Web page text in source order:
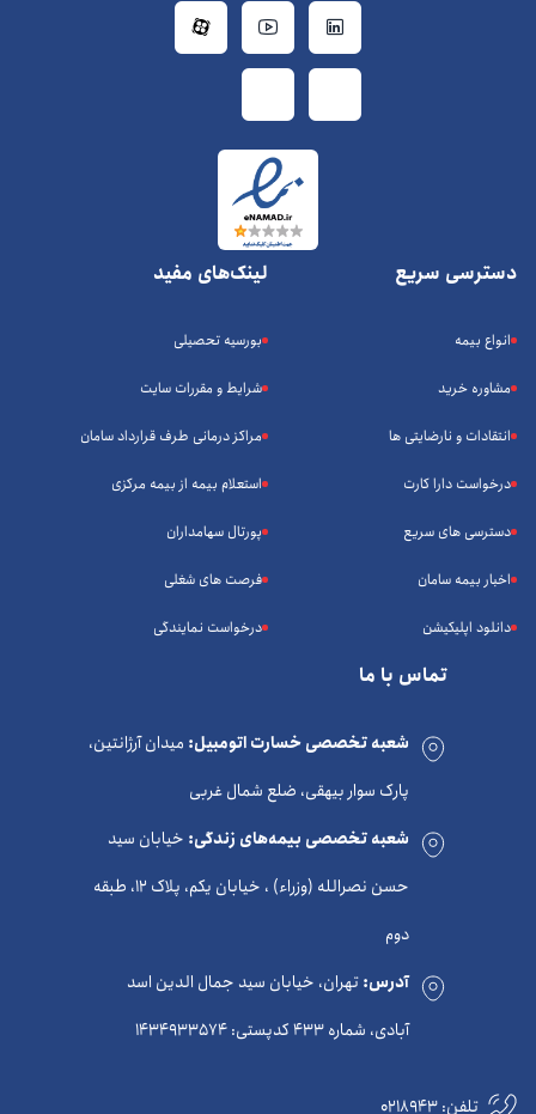
دسترسی سریع
انواع بیمه
مشاوره خرید
انتقادات و نارضایتی ها
درخواست دارا کارت
دسترسی های سریع
اخبار بیمه سامان
دانلود اپلیکیشن
لینک‌های مفید
بورسیه تحصیلی
شرایط و مقررات سایت
مراکز درمانی طرف قرارداد سامان
استعلام بیمه از بیمه مرکزی
پورتال سهامداران
فرصت های شغلی
درخواست نمایندگی
تماس با ما
شعبه تخصصی خسارت اتومبیل: میدان آرژانتین،
پارک سوار بیهقی، ضلع شمال غربی
شعبه تخصصی بیمه‌های زندگی: خیابان سید
حسن نصرالله (وزراء) ، خیابان یکم، پلاک 12، طبقه
دوم
آدرس:تهران، خیابان سید جمال الدین اسد
آبادی، شماره 433 کدپستی: 1434933574
تلفن:0218943